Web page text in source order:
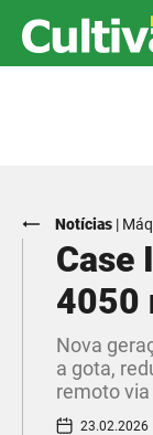
Notícias |
Case
4050
Nova
a gota,
remoto via
23.02.2026